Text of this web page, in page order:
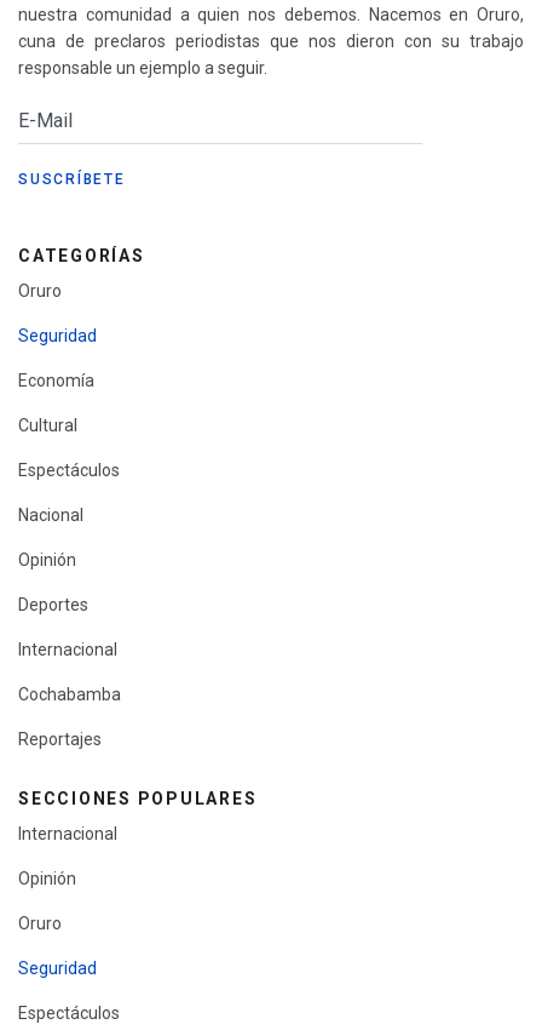
nuestra comunidad a quien nos debemos. Nacemos en Oruro,
cuna de preclaros periodistas que nos dieron con su trabajo
responsable un ejemplo a seguir.
CATEGORÍAS
Oruro
Seguridad
Economía
Cultural
Espectáculos
Nacional
Opinión
Deportes
Internacional
Cochabamba
Reportajes
SECCIONES POPULARES
Internacional
Opinión
Oruro
Seguridad
Espectáculos